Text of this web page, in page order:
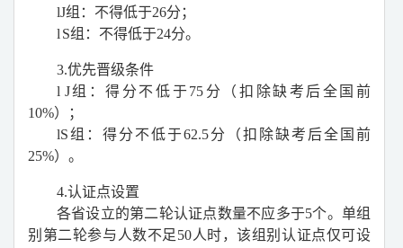
lJ组：不得低于26分；
l S组：不得低于24分。
3.优先晋级条件
l J组：得分不低于75 分（扣除缺考后全国前
10%）；
lS组：得分不低于62.5分（扣除缺考后全国前
25%）。
4.认证点设置
各省设立的第二轮认证点数量不应多于5个。单组
别第二轮参与人数不足 50人时，该组别认证点仅可设